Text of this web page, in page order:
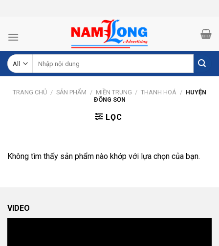
kiếm:
TRANG CHỦ / SẢN PHẨM / MIỀN TRUNG / THANH HOÁ / HUYỆN
ĐÔNG SƠN
LỌC
Không tìm thấy sản phẩm nào khớp với lựa chọn của bạn.
VIDEO